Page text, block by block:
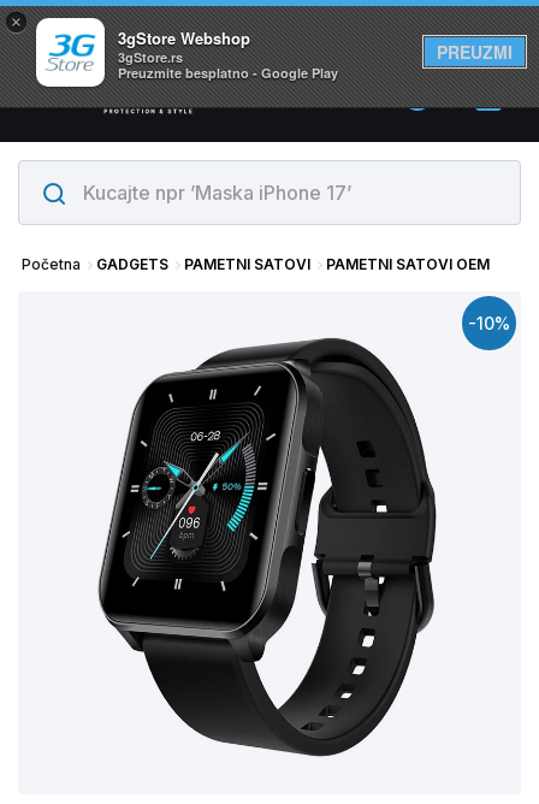
×
3gStore Webshop
3gStore.rs
Preuzmite besplatno - Google Play
PREUZMI
Svi proizvodi su na lageru. Slanje istog dana!
0
Početna GADGETS PAMETNI SATOVI PAMETNI SATOVI OEM
-10%